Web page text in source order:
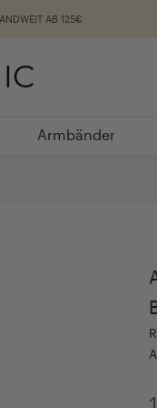
AB 125€
Armbänder
Armbänder